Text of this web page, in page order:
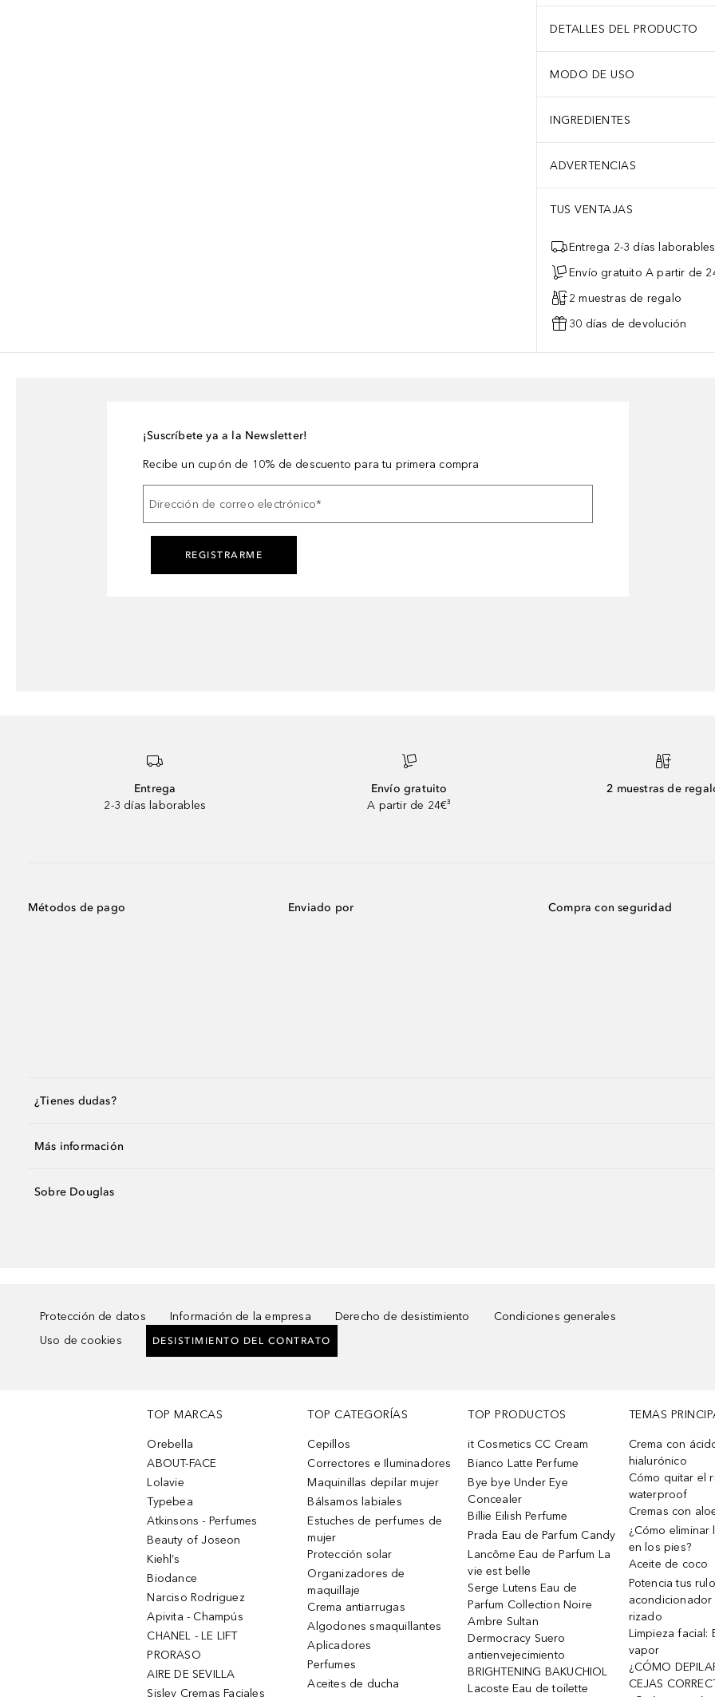
DETALLES DEL PRODUCTO
MODO DE USO
INGREDIENTES
ADVERTENCIAS
TUS VENTAJAS
Entrega 2-3 días laborables
Envío gratuito A partir de
2 muestras de regalo
30 días de devolución
¡Suscríbete ya a la Newsletter!
Recibe un cupón de 10% de descuento para tu primera compra
Dirección de correo electrónico*
REGISTRARME
Entrega
2-3 días laborables
Envío gratuito
A partir de 24€³
2 muestras de
Métodos de pago Enviado por Compra con seguridad
¿Tienes dudas?
Más información
Sobre Douglas
Protección de datos Información de la empresa Derecho de desistimiento
Condiciones generales
Uso de cookies
DESISTIMIENTO DEL CONTRATO
TOP MARCAS
Orebella
ABOUT-FACE
Lolavie
Typebea
Atkinsons - Perfumes
Beauty of Joseon
Kiehl’s
Biodance
Narciso Rodriguez
Apivita - Champús
CHANEL - LE LIFT
PRORASO
AIRE DE SEVILLA
Sisley Cremas Faciales
TOP CATEGORÍAS
Cepillos
Correctores e Iluminadores
Maquinillas depilar mujer
Bálsamos labiales
Estuches de perfumes de
mujer
Protección solar
Organizadores de
maquillaje
Crema antiarrugas
Algodones smaquillantes
Aplicadores
Perfumes
Aceites de ducha
TOP PRODUCTOS
it Cosmetics CC Cream
Bianco Latte Perfume
Bye bye Under Eye
Concealer
Billie Eilish Perfume
Prada Eau de Parfum Candy
Lancôme Eau de Parfum La
vie est belle
Serge Lutens Eau de
Parfum Collection Noire
Ambre Sultan
Dermocracy Suero
antienvejecimiento
BRIGHTENING BAKUCHIOL
Lacoste Eau de toilette
TEMAS
Crema con
hialurónico
Cómo quitar el
waterproof
Cremas con
¿Cómo eliminar
en los pies?
Aceite de coco
Potencia tus
rizado
Limpieza facial:
vapor
¿CÓMO
CEJAS